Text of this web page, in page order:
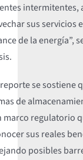
intermitentes,
sus servicios
de la energía”,
se sostiene
de
marco regulatorio
sus reales
posibles